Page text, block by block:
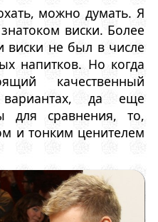
можно думать. Я
виски. Более
виски не был в числе
напитков. Но когда
качественный
да еще
для сравнения, то,
и тонким ценителем